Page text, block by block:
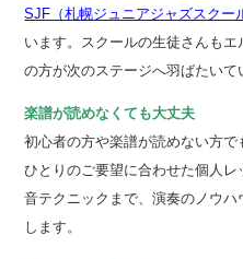
SJF（札幌ジュニアジャズスクー
います。スクールの生徒さんもエ
の方が次のステージへ羽ばたいて
楽譜が読めなくても大丈夫
初心者の方や楽譜が読めない方
ひとりのご要望に合わせた個人
音テクニックまで、演奏のノウ
します。